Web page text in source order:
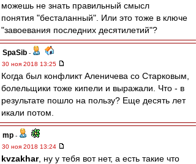
можешь не знать правильный смысл
понятия "бесталанный". Или это тоже в ключе
"завоевания последних десятилетий"?
SpaSib -
30 ноя 2018 13:25
Когда был конфликт Аленичева со Старковым,
болельщики тоже кипели и выражали. Что - в
результате пошло на пользу? Еще десять лет
икали потом.
mp -
30 ноя 2018 13:24
kvzakhar, ну у тебя вот нет, а есть такие что